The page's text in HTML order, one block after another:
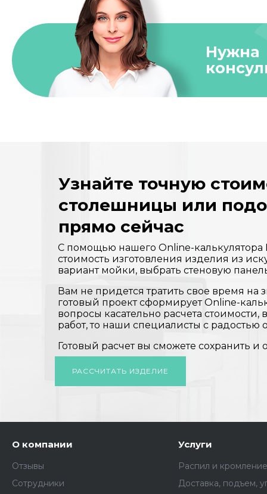
Нужна
РАССЧИТАТЬ ИЗДЕЛИЕ
С помощью нашего Online-калькулятора
стоимость изготовления изделия из
вариант мойки, выбрать стеновую
Вам не придется тратить свое время на
готовый проект сформирует Online-
вопросы касательно расчета
работ, то наши специалисты с радостью
Готовый расчет вы сможете сохранить
Узнайте точную
столешницы или
прямо сейчас
О компании
Отзывы
Сотрудники
Услуги
Распил и
Доставка, подъем,